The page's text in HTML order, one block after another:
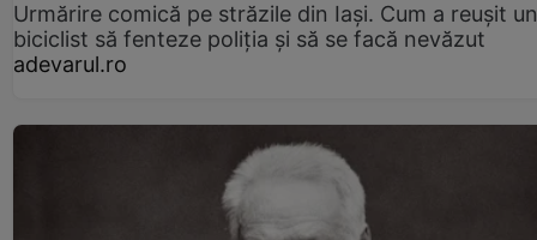
Urmărire comică pe străzile din Iași. Cum a reușit un
biciclist să fenteze poliția și să se facă nevăzut
adevarul.ro